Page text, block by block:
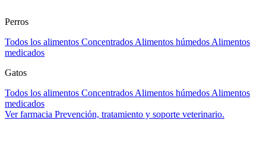
Perros
Todos los alimentos Concentrados Alimentos húmedos Alimentos
medicados
Gatos
Todos los alimentos Concentrados Alimentos húmedos Alimentos
medicados
Ver farmacia Prevención, tratamiento y soporte veterinario.